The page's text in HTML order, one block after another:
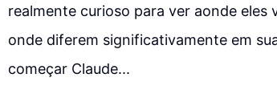
realmente curioso para ver aonde
onde diferem significativamente em
começar Claude...